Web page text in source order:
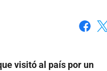
visitó al país por un